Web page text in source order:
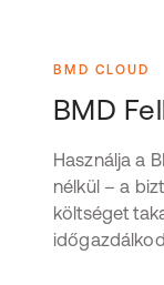
BMD CLOUD
BMD
Használja a
nélkül – a
költséget